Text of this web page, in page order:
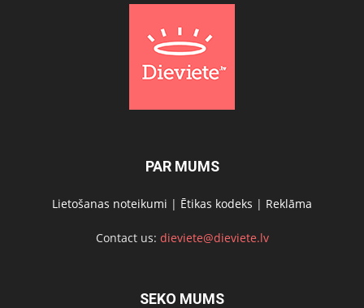
PAR MUMS
Lietošanas noteikumi | Ētikas kodeks | Reklāma
Contact us: dieviete@dieviete.lv
SEKO MUMS